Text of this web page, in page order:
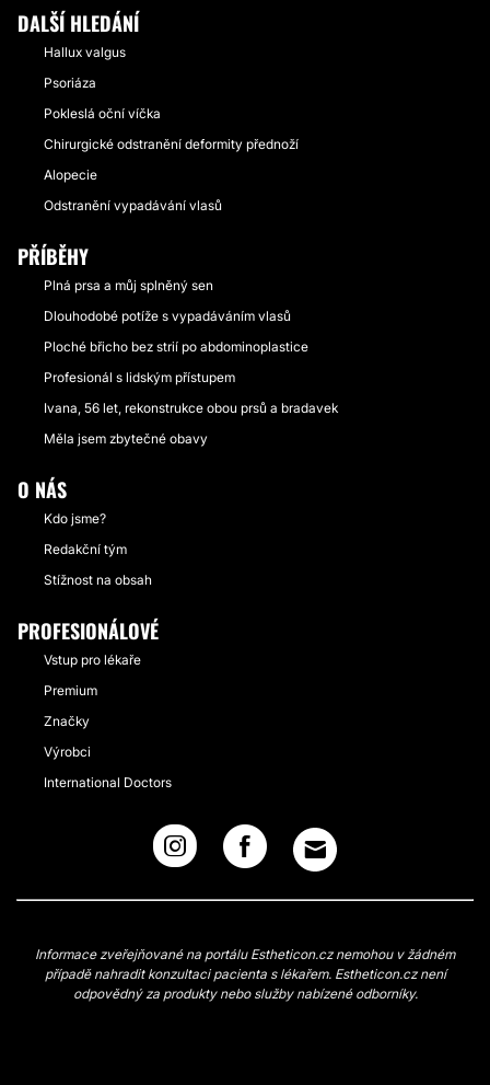
DALŠÍ HLEDÁNÍ
Hallux valgus
Psoriáza
Pokleslá oční víčka
Chirurgické odstranění deformity přednoží
Alopecie
Odstranění vypadávání vlasů
PŘÍBĚHY
Plná prsa a můj splněný sen
Dlouhodobé potíže s vypadáváním vlasů
Ploché břicho bez strií po abdominoplastice
Profesionál s lidským přístupem
Ivana, 56 let, rekonstrukce obou prsů a bradavek
Měla jsem zbytečné obavy
O NÁS
Kdo jsme?
Redakční tým
Stížnost na obsah
PROFESIONÁLOVÉ
Vstup pro lékaře
Premium
Značky
Výrobci
International Doctors
Informace zveřejňované na portálu Estheticon.cz nemohou v žádném
případě nahradit konzultaci pacienta s lékařem. Estheticon.cz není
odpovědný za produkty nebo služby nabízené odborníky.